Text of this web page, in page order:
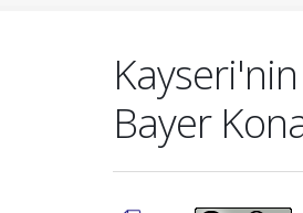
Bayer